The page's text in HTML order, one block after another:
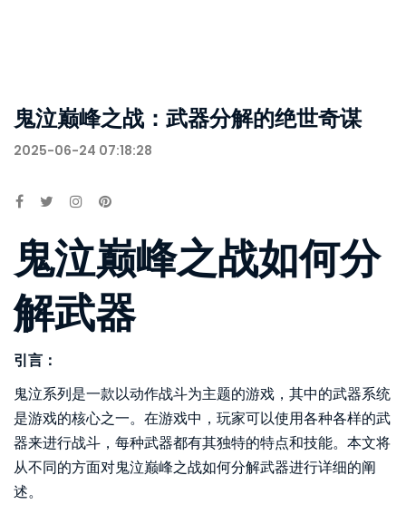
鬼泣巅峰之战：武器分解的绝世奇谋
2025-06-24 07:18:28
鬼泣巅峰之战如何分
解武器
引言：
鬼泣系列是一款以动作战斗为主题的游戏，其中的武器系统
是游戏的核心之一。在游戏中，玩家可以使用各种各样的武
器来进行战斗，每种武器都有其独特的特点和技能。本文将
从不同的方面对鬼泣巅峰之战如何分解武器进行详细的阐
述。